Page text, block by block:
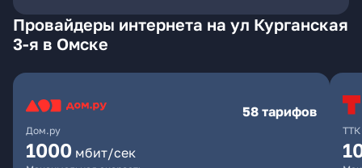
Провайдеры интернета на ул Курганская
3-я в Омске
Дом.ру
58 тарифов
1000 мбит/сек
ТТК